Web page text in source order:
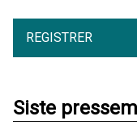
REGISTRER
Siste